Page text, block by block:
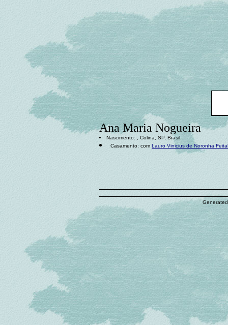
Ana Maria Nogueira
Nascimento: , Colina, SP, Brasil
Casamento: com Lauro Vinicius de Noronha Feital